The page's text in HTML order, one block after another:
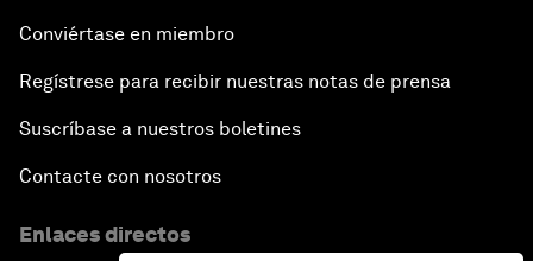
Conviértase en miembro
Regístrese para recibir nuestras notas de prensa
Suscríbase a nuestros boletines
Contacte con nosotros
Enlaces directos